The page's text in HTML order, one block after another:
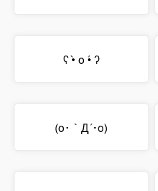
ʕ •̀ o •́ ʔ
(o･｀Д´･o)